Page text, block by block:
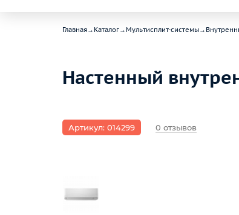
Главная→ Каталог→ Мультисплит-системы→
Настенный
Артикул: 014299 0 отзывов